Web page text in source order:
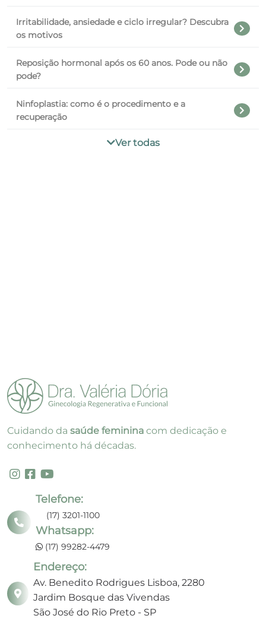
Irritabilidade, ansiedade e ciclo irregular? Descubra
os motivos
Reposição hormonal após os 60 anos. Pode ou não
pode?
Ninfoplastia: como é o procedimento e a
recuperação
Ver todas
Cuidando da saúde feminina com dedicação e
conhecimento há décadas.
Telefone:
(17) 3201-1100
Whatsapp:
(17) 99282-4479
Endereço:
Av. Benedito Rodrigues Lisboa, 2280
Jardim Bosque das Vivendas
São José do Rio Preto - SP